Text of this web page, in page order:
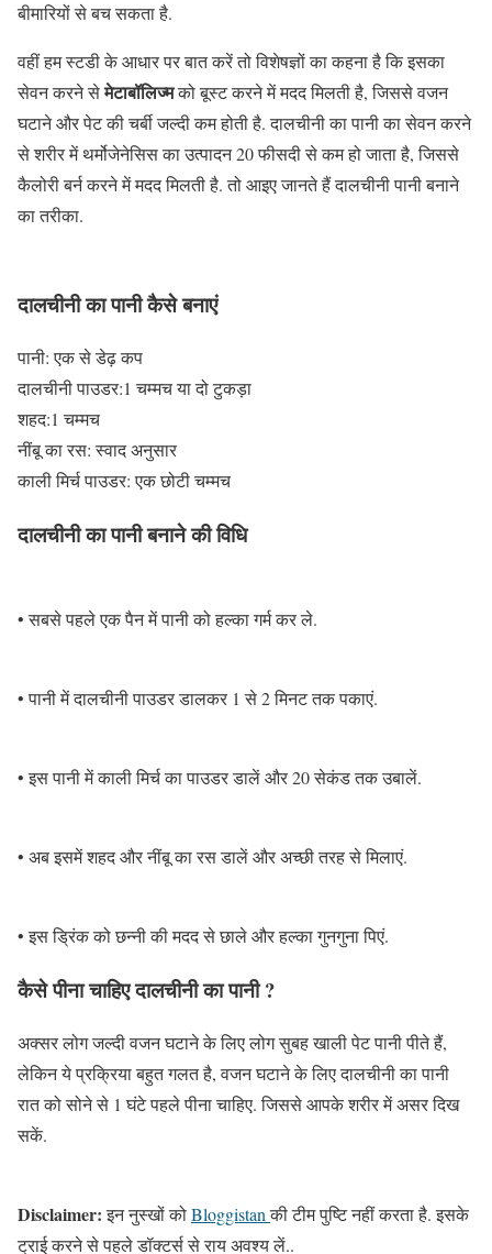
बीमारियों से बच सकता है.
वहीं हम स्टडी के आधार पर बात करें तो विशेषज्ञों का कहना है कि इसका
सेवन करने सेमेटाबॉलिज्मको बूस्ट करने में मदद मिलती है, जिससे वजन
घटाने और पेट की चर्बी जल्दी कम होती है. दालचीनी का पानी का सेवन करने
से शरीर में थर्मोजेनेसिस का उत्पादन 20 फीसदी से कम हो जाता है, जिससे
कैलोरी बर्न करने में मदद मिलती है. तो आइए जानते हैं दालचीनी पानी बनाने
का तरीका.
दालचीनी का पानी कैसे बनाएं
पानी: एक से डेढ़ कप
दालचीनी पाउडर:1 चम्मच या दो टुकड़ा
शहद:1 चम्मच
नींबू का रस: स्वाद अनुसार
काली मिर्च पाउडर: एक छोटी चम्मच
दालचीनी का पानी बनाने की विधि
• सबसे पहले एक पैन में पानी को हल्का गर्म कर ले.
• पानी में दालचीनी पाउडर डालकर 1 से 2 मिनट तक पकाएं.
• इस पानी में काली मिर्च का पाउडर डालें और 20 सेकंड तक उबालें.
• अब इसमें शहद और नींबू का रस डालें और अच्छी तरह से मिलाएं.
• इस ड्रिंक को छन्नी की मदद से छाले और हल्का गुनगुना पिएं.
कैसे पीना चाहिए दालचीनी का पानी ?
अक्सर लोग जल्दी वजन घटाने के लिए लोग सुबह खाली पेट पानी पीते हैं,
लेकिन ये प्रक्रिया बहुत गलत है, वजन घटाने के लिए दालचीनी का पानी
रात को सोने से 1 घंटे पहले पीना चाहिए. जिससे आपके शरीर में असर दिख
सकें.
Disclaimer:इन नुस्खों कोBloggistanकी टीम पुष्टि नहीं करता है. इसके
ट्राई करने से पहले डॉक्टर्स से राय अवश्य लें..